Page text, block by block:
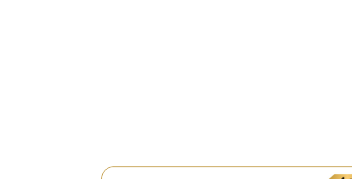
من المشروع إلى خط المتروبوس وبالعكس.